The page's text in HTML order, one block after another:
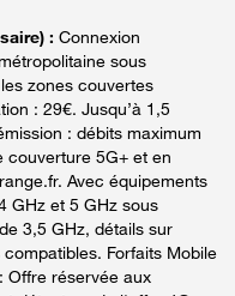
: Connexion
sous
zones couvertes
: 29€. Jusqu’à 1,5
: débits maximum
couverture 5G+ et en
Avec équipements
GHz et 5 GHz sous
3,5 GHz, détails sur
Forfaits Mobile
Offre réservée aux